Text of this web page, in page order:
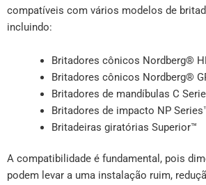
compatíveis com vários modelos de
incluindo:
Britadores cônicos Nordberg®
Britadores cônicos Nordberg®
Britadores de mandíbulas C
Britadores de impacto NP
Britadeiras giratórias Superior™
A compatibilidade é fundamental, pois
podem levar a uma instalação ruim,